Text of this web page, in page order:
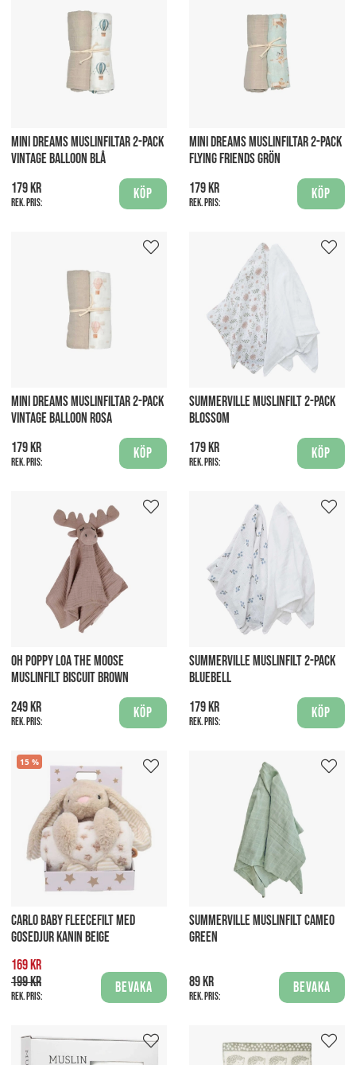
MINI DREAMS MUSLINFILTAR 2-PACK
VINTAGE BALLOON BLÅ
179 kr
Rek. pris:
Köp
MINI DREAMS MUSLINFILTAR 2-PACK
FLYING FRIENDS GRÖN
179 kr
Rek. pris:
Köp
MINI DREAMS MUSLINFILTAR 2-PACK
VINTAGE BALLOON ROSA
179 kr
Rek. pris:
Köp
SUMMERVILLE MUSLINFILT 2-PACK
BLOSSOM
179 kr
Rek. pris:
Köp
OH POPPY LOA THE MOOSE
MUSLINFILT BISCUIT BROWN
249 kr
Rek. pris:
Köp
SUMMERVILLE MUSLINFILT 2-PACK
BLUEBELL
179 kr
Rek. pris:
Köp
15
CARLO BABY FLEECEFILT MED
GOSEDJUR KANIN BEIGE
169 kr
199 kr
Rek. pris:
Bevaka
SUMMERVILLE MUSLINFILT CAMEO
GREEN
89 kr
Rek. pris:
Bevaka